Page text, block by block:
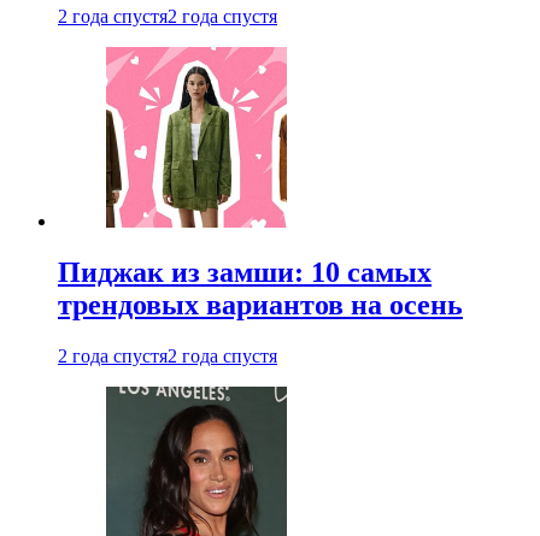
2 года спустя2 года спустя
Пиджак из замши: 10 самых
трендовых вариантов на осень
2 года спустя2 года спустя